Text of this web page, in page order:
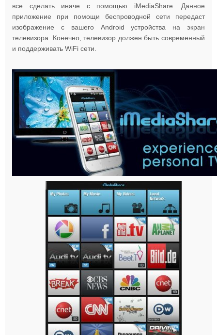
все сделать иначе с помощью iMediaShare. Данное
приложение при помощи беспроводной сети передаст
изображение с вашего Android устройства на экран
телевизора. Конечно, телевизор должен быть современный
и поддерживать WiFi сети.